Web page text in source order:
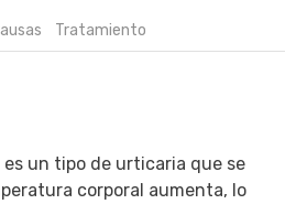
Tratamiento
un tipo de urticaria que se
corporal aumenta, lo